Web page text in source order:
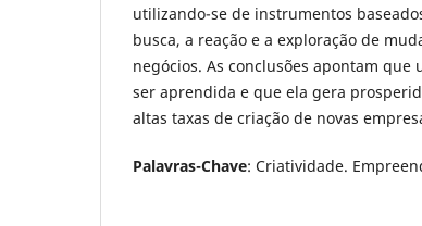
utilizando-se de instrumentos
busca, a reação e a exploração de
negócios. As conclusões apontam
ser aprendida e que ela gera
altas taxas de criação de novas
Palavras-Chave: Criatividade.